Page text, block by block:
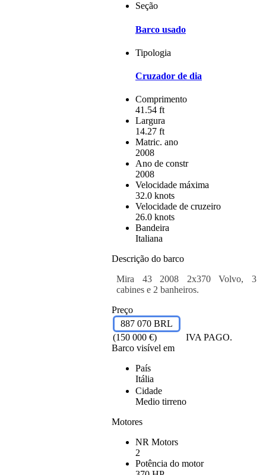
Seção
Barco usado
Tipologia
Cruzador de dia
Comprimento
41.54 ft
Largura
14.27 ft
Matric. ano
2008
Ano de constr
2008
Velocidade máxima
32.0 knots
Velocidade de cruzeiro
26.0 knots
Bandeira
Italiana
Descrição do barco
Mira 43 2008 2x370 Volvo, 3
cabines e 2 banheiros.
Preço
887 070 BRL
(150 000 €)
IVA PAGO.
Barco visível em
País
Itália
Cidade
Medio tirreno
Motores
NR Motors
2
Potência do motor